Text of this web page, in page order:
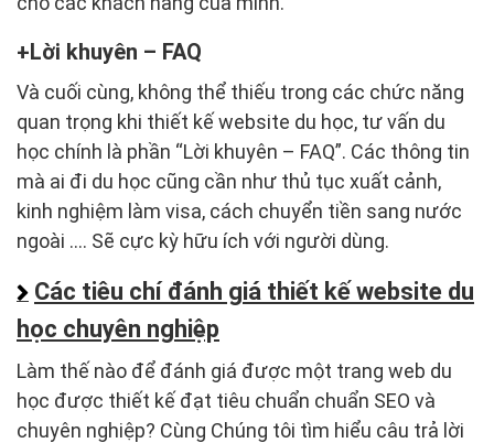
Lời khuyên – FAQ
Và cuối cùng, không thể thiếu trong các chức năng
quan trọng khi thiết kế website du học, tư vấn du
học chính là phần “Lời khuyên – FAQ”. Các thông tin
mà ai đi du học cũng cần như thủ tục xuất cảnh,
kinh nghiệm làm visa, cách chuyển tiền sang nước
ngoài …. Sẽ cực kỳ hữu ích với người dùng.
Các tiêu chí đánh giá thiết kế website du
học chuyên nghiệp
Làm thế nào để đánh giá được một trang web du
học được thiết kế đạt tiêu chuẩn chuẩn SEO và
chuyên nghiệp? Cùng Chúng tôi tìm hiểu câu trả lời